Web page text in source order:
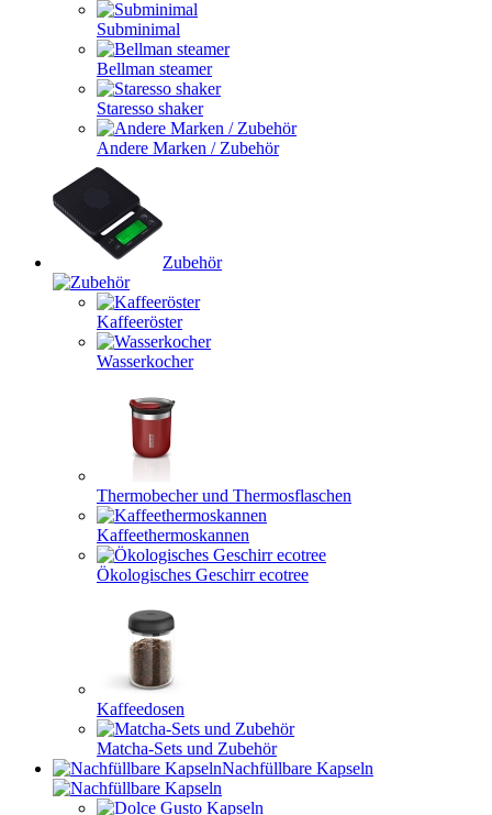
Subminimal
Bellman steamer
Staresso shaker
Andere Marken / Zubehör
Zubehör
Kaffeeröster
Wasserkocher
Thermobecher und Thermosflaschen
Kaffeethermoskannen
Ökologisches Geschirr ecotree
Kaffeedosen
Matcha-Sets und Zubehör
Nachfüllbare Kapseln